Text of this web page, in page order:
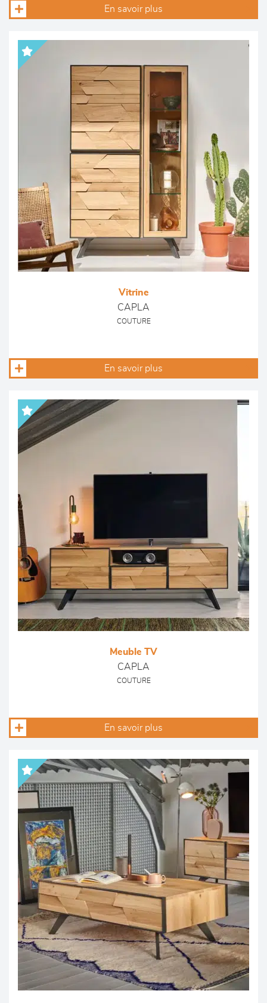
En savoir plus
Vitrine
CAPLA
COUTURE
En savoir plus
Meuble TV
CAPLA
COUTURE
En savoir plus